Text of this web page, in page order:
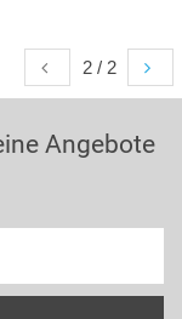
2 / 2
Angebote